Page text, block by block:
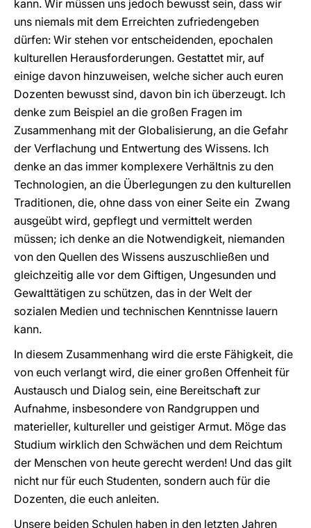
kann. Wir müssen uns jedoch bewusst sein, dass wir
uns niemals mit dem Erreichten zufriedengeben
dürfen: Wir stehen vor entscheidenden, epochalen
kulturellen Herausforderungen. Gestattet mir, auf
einige davon hinzuweisen, welche sicher auch euren
Dozenten bewusst sind, davon bin ich überzeugt. Ich
denke zum Beispiel an die großen Fragen im
Zusammenhang mit der Globalisierung, an die Gefahr
der Verflachung und Entwertung des Wissens. Ich
denke an das immer komplexere Verhältnis zu den
Technologien, an die Überlegungen zu den kulturellen
Traditionen, die, ohne dass von einer Seite ein Zwang
ausgeübt wird, gepflegt und vermittelt werden
müssen; ich denke an die Notwendigkeit, niemanden
von den Quellen des Wissens auszuschließen und
gleichzeitig alle vor dem Giftigen, Ungesunden und
Gewalttätigen zu schützen, das in der Welt der
sozialen Medien und technischen Kenntnisse lauern
kann.
In diesem Zusammenhang wird die erste Fähigkeit, die
von euch verlangt wird, die einer großen Offenheit für
Austausch und Dialog sein, eine Bereitschaft zur
Aufnahme, insbesondere von Randgruppen und
materieller, kultureller und geistiger Armut. Möge das
Studium wirklich den Schwächen und dem Reichtum
der Menschen von heute gerecht werden! Und das gilt
nicht nur für euch Studenten, sondern auch für die
Dozenten, die euch anleiten.
Unsere beiden Schulen haben in den letzten Jahren